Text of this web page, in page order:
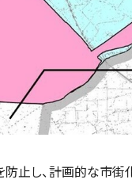
止し、計画的な市街